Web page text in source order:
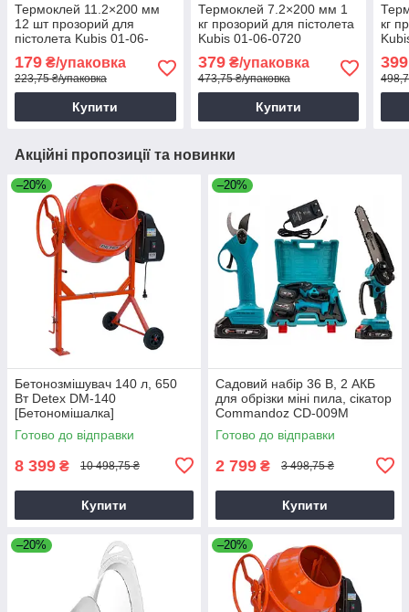
Термоклей 11.2×200 мм
12 шт прозорий для
пістолета Kubis 01-06-
179 ₴/упаковка
223,75 ₴/упаковка
Купити
Термоклей 7.2×200 мм 1
кг прозорий для пістолета
Kubis 01-06-0720
379₴/упаковка
473,75 ₴/упаковка
Купити
кг
399
Акційні пропозиції та новинки
–20%
Бетонозмішувач 140 л, 650
Вт Detex DM-140
[Бетономішалка]
Готово до відправки
8 399 ₴ 10 498,75 ₴
Купити
–20%
Садовий набір 36 В, 2 АКБ
для обрізки міні пила, сікатор
Commandoz CD-009M
Готово до відправки
2 799 ₴ 3 498,75 ₴
Купити
–20% –20%